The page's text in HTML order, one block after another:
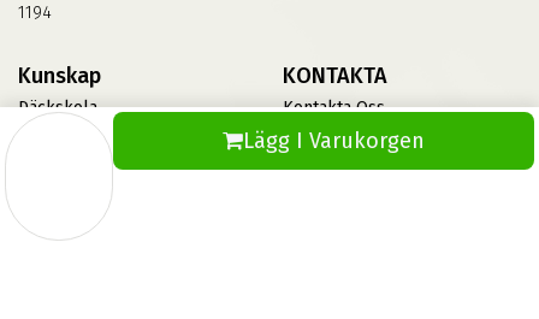
Lägg I Varukorgen
1194
Kunskap
Däckskola
Informationsbank Av Däck
Och Fälgar
KONTAKTA
Kontakta Oss
Vinterdäck